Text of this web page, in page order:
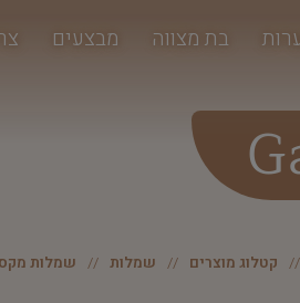
בת מצווה מבצעים
קטלוג מוצרים שמלות שמלות